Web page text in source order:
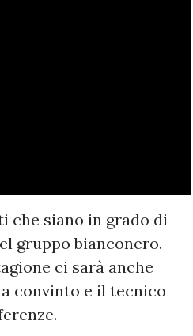
che siano in grado di
gruppo bianconero.
ci sarà anche
convinto e il tecnico